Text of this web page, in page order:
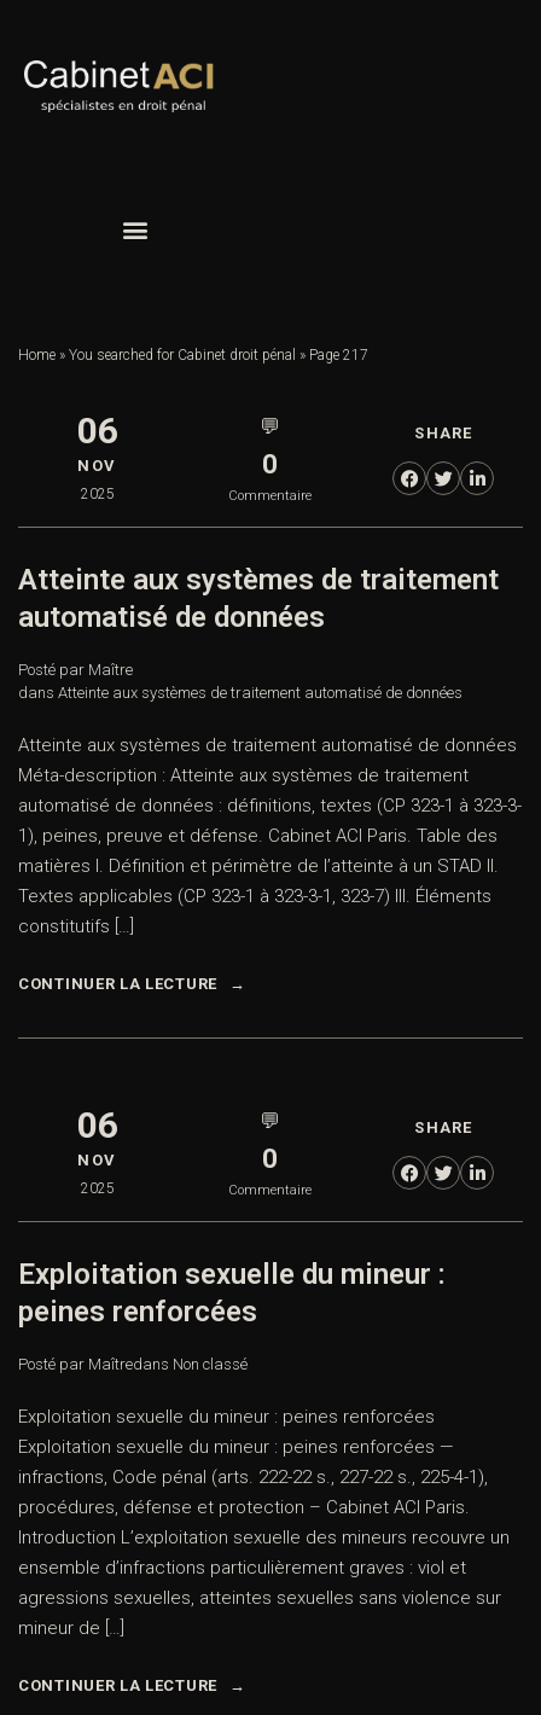
Home » You searched for Cabinet droit pénal » Page 217
06
NOV
2025
💬
0
Commentaire
SHARE
Atteinte aux systèmes de traitement
automatisé de données
Posté par Maître
dans Atteinte aux systèmes de traitement automatisé de données
Atteinte aux systèmes de traitement automatisé de données
Méta-description : Atteinte aux systèmes de traitement
automatisé de données : définitions, textes (CP 323-1 à 323-3-
1), peines, preuve et défense. Cabinet ACI Paris. Table des
matières I. Définition et périmètre de l’atteinte à un STAD II.
Textes applicables (CP 323-1 à 323-3-1, 323-7) III. Éléments
constitutifs […]
CONTINUER LA LECTURE
06
NOV
2025
💬
0
Commentaire
SHARE
Exploitation sexuelle du mineur :
peines renforcées
Posté par Maîtredans Non classé
Exploitation sexuelle du mineur : peines renforcées
Exploitation sexuelle du mineur : peines renforcées —
infractions, Code pénal (arts. 222-22 s., 227-22 s., 225-4-1),
procédures, défense et protection – Cabinet ACI Paris.
Introduction L’exploitation sexuelle des mineurs recouvre un
ensemble d’infractions particulièrement graves : viol et
agressions sexuelles, atteintes sexuelles sans violence sur
mineur de […]
CONTINUER LA LECTURE